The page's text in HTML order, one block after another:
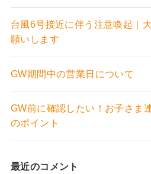
台風6号接近に伴う注意喚起｜
願いします
GW期間中の営業日について
GW前に確認したい！お子さま
のポイント
最近のコメント